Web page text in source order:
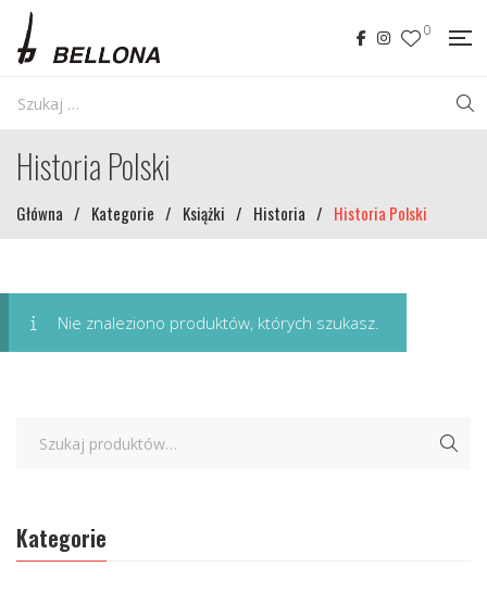
0
Historia Polski
Główna / Kategorie / Książki / Historia / Historia Polski
Nie znaleziono produktów, których szukasz.
Kategorie